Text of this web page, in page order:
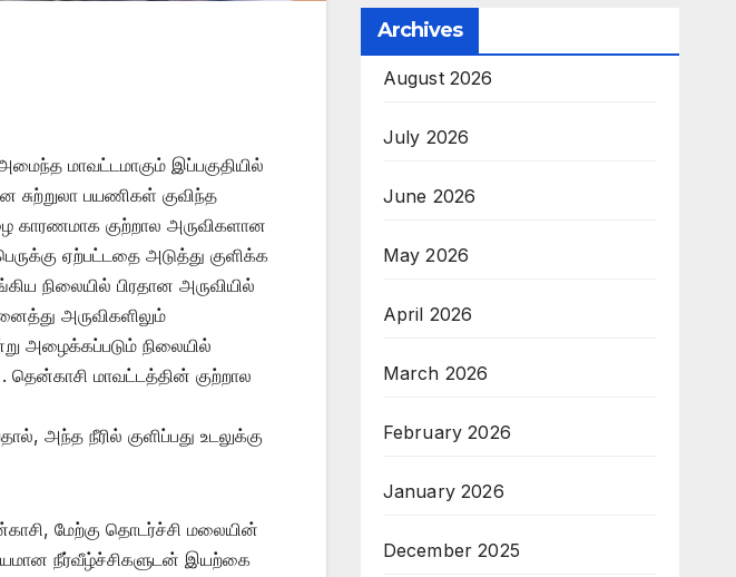
மாவட்டமாகும் இப்பகுதியில்
சுற்றுலா பயணிகள் குவிந்த
குற்றால அருவிகளான
ஏற்பட்டதை அடுத்து குளிக்க
நிலையில் பிரதான அருவியில்
அருவிகளிலும்
அழைக்கப்படும் நிலையில்
மாவட்டத்தின் குற்றால
அந்த நீரில் குளிப்பது உடலுக்கு
மேற்கு தொடர்ச்சி மலையின்
நீர்வீழ்ச்சிகளுடன் இயற்கை
Archives
August 2026
July 2026
June 2026
May 2026
April 2026
March 2026
February 2026
January 2026
December 2025